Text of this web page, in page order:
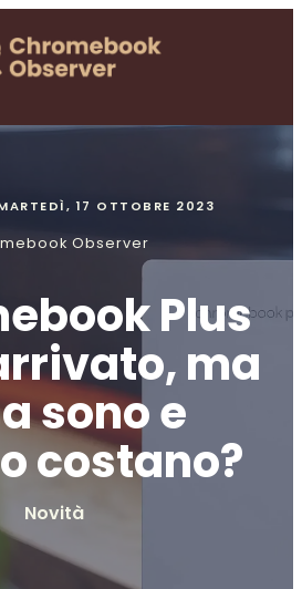
17 OTTOBRE 2023
Observer
Plus
ma
sono e
costano?
Novità